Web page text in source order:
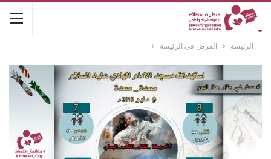
الرئيسة العرض في الرئيسة